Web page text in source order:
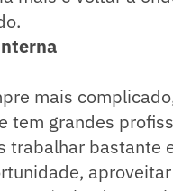
mais
tem grandes
trabalhar bastante